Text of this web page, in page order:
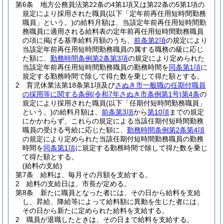
第6条
地方公務員法第22条の4第1項又は第22条の5第1項の
規定により採用された職員(以下「定年前再任用短時間勤務
職員」という。)の給料月額は、当該定年前再任用短時間勤
務職員に適用される給料表の定年前再任用短時間勤務職員
の項に掲げる基準給料月額のうち、 前条第2項の規定により
当該定年前再任用短時間勤務職員の属する職務の級に応じ
た額に、 勤務時間条例第2条第3項の規定により定められた
当該定年前再任用短時間勤務職員の勤務時間を同条第1項に
規定する勤務時間で除して得た数を乗じて得た額とする。
2
育児休業法第18条第1項及びさぬき市一般職の任期付職員
の採用等に関する条例(令和7年さぬき市条例第1号)第4条の
規定により採用された職員(以下「任期付短時間勤務職員」
という。)の給料月額は、 前条第3項から第10項までの規定
にかかわらず、これらの規定による当該任期付短時間勤務
職員の受ける号給に応じた額に、 勤務時間条例第2条第4項
の規定により定められた当該任期付短時間勤務職員の勤務
時間を同条第1項に規定する勤務時間で除して得た数を乗じ
て得た額とする。
(給料の支給)
第7条
給料は、毎月その月額を支給する。
2
給料の支給日は、市長が定める。
第8条
新たに職員となった者には、その日から給料を支給
し、昇給、降給等によって給料額に異動を生じた者には、
その日から新たに定められた給料を支給する。
2
職員が退職したときは、その日まで給料を支給する。